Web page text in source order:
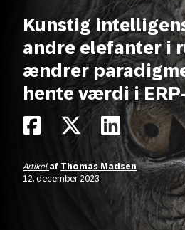
Kunstig
andre elefanter i
ændrer
hente værdi i
Artikel af Thomas Madsen
12. december 2023